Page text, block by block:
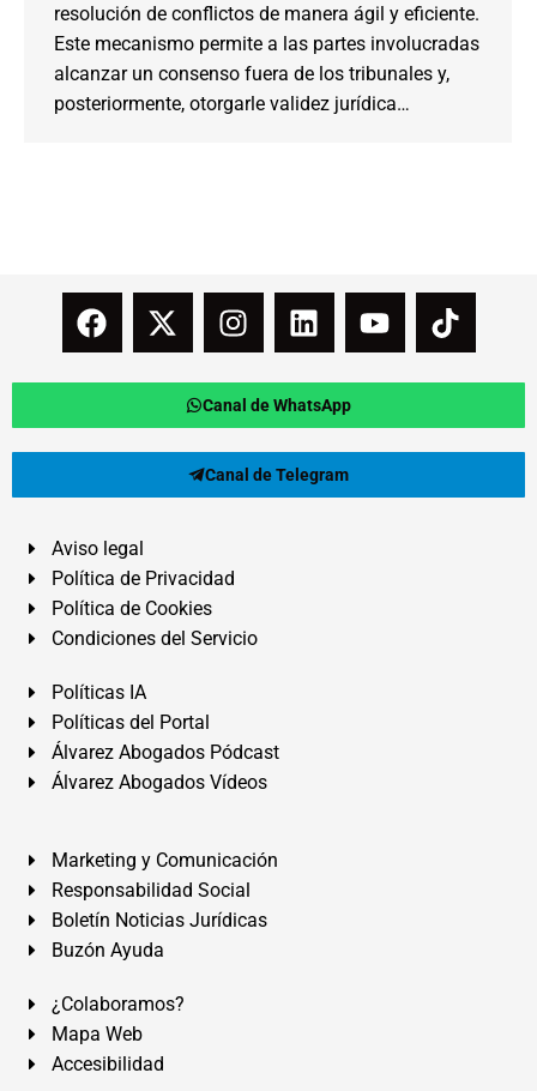
resolución de conflictos de manera ágil y eficiente.
Este mecanismo permite a las partes involucradas
alcanzar un consenso fuera de los tribunales y,
posteriormente, otorgarle validez jurídica…
Canal de WhatsApp
Canal de Telegram
Aviso legal
Política de Privacidad
Política de Cookies
Condiciones del Servicio
Políticas IA
Políticas del Portal
Álvarez Abogados Pódcast
Álvarez Abogados Vídeos
Marketing y Comunicación
Responsabilidad Social
Boletín Noticias Jurídicas
Buzón Ayuda
¿Colaboramos?
Mapa Web
Accesibilidad